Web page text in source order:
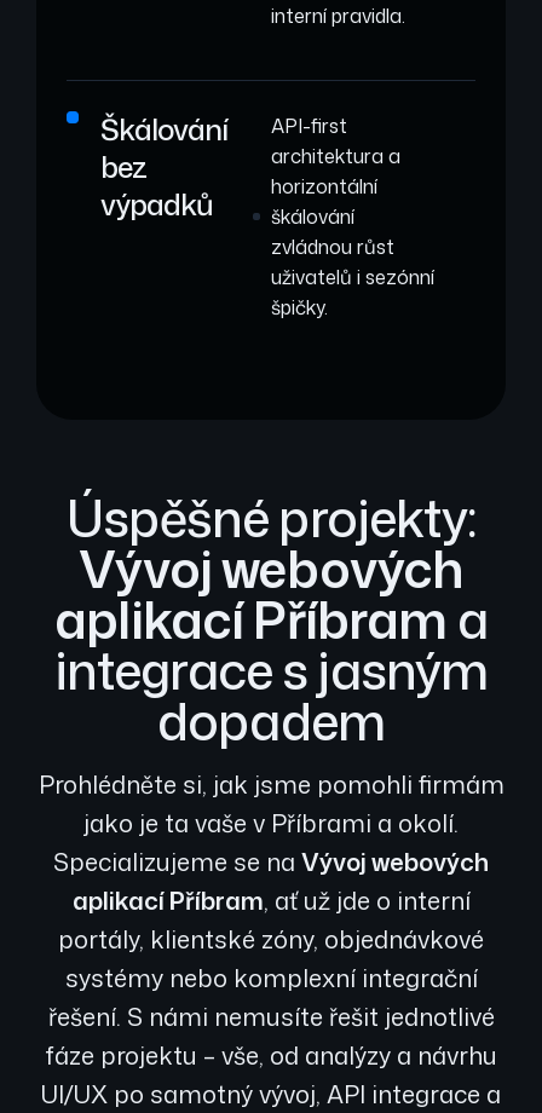
interní pravidla.
Škálování
bez
výpadků
API-first
architektura a
horizontální
škálování
zvládnou růst
uživatelů i sezónní
špičky.
Úspěšné projekty:
Vývoj webových
aplikací Příbram a
integrace s jasným
dopadem
Prohlédněte si, jak jsme pomohli firmám
jako je ta vaše v Příbrami a okolí.
Specializujeme se na Vývoj webových
aplikací Příbram, ať už jde o interní
portály, klientské zóny, objednávkové
systémy nebo komplexní integrační
řešení. S námi nemusíte řešit jednotlivé
fáze projektu – vše, od analýzy a návrhu
UI/UX po samotný vývoj, API integrace a